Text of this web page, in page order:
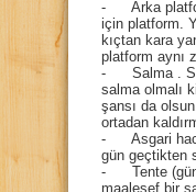
- Arka
için platform.
kıçtan kara
platform aynı
- Salma . Sığ
salma olmalı
şansı da
ortadan
- Asgari
gün geçtikten
- Tente
maalesef bir